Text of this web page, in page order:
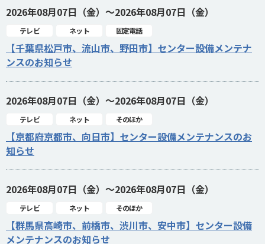
2026年08月07日（金）～2026年08月07日（金）
テレビ ネット 固定電話
【千葉県松戸市、流山市、野田市】センター設備メンテナ
ンスのお知らせ
2026年08月07日（金）～2026年08月07日（金）
テレビ ネット そのほか
【京都府京都市、向日市】センター設備メンテナンスのお
知らせ
2026年08月07日（金）～2026年08月07日（金）
テレビ ネット そのほか
【群馬県高崎市、前橋市、渋川市、安中市】センター設備
メンテナンスのお知らせ